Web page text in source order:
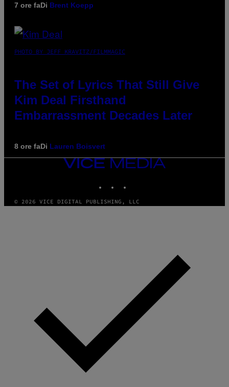
7 ore faDi Brent Koepp
PHOTO BY JEFF KRAVITZ/FILMMAGIC
The Set of Lyrics That Still Give
Kim Deal Firsthand
Embarrassment Decades Later
8 ore faDi Lauren Boisvert
VICE
MEDIA
© 2026 VICE DIGITAL PUBLISHING, LLC